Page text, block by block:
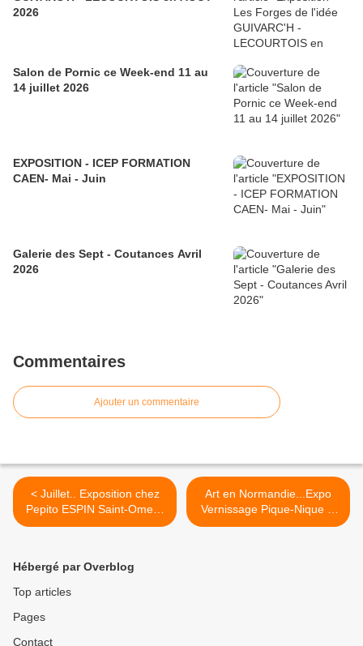
2026
Salon de Pornic ce Week-end 11 au
14 juillet 2026
EXPOSITION - ICEP FORMATION
CAEN- Mai - Juin
Galerie des Sept - Coutances Avril
2026
Commentaires
Ajouter un commentaire
< Juillet.. Exposition chez
Pepito ESPIN Saint-Omer -
CALVADOS
Art en Normandie...Expo
Vernissage Pique-Nique le
11 à Saint Jean le Thomas
Hébergé par Overblog
Top articles
Pages
Contact